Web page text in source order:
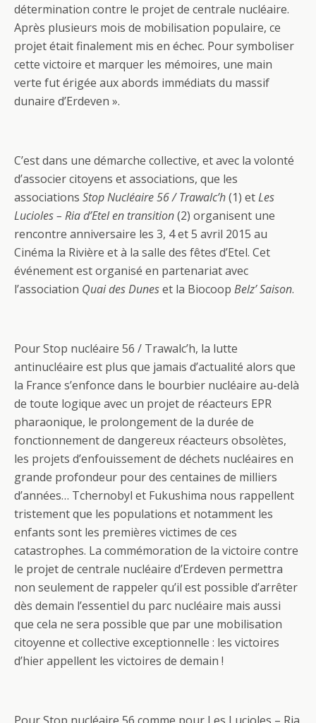
détermination contre le projet de centrale nucléaire.
Après plusieurs mois de mobilisation populaire, ce
projet était finalement mis en échec. Pour symboliser
cette victoire et marquer les mémoires, une main
verte fut érigée aux abords immédiats du massif
dunaire d’Erdeven ».
C’est dans une démarche collective, et avec la volonté
d’associer citoyens et associations, que les
associations Stop Nucléaire 56 / Trawalc’h(1) etLes
Lucioles – Ria d’Etel en transition(2) organisent une
rencontre anniversaire les 3, 4 et 5 avril 2015 au
Cinéma la Rivière et à la salle des fêtes d’Etel. Cet
événement est organisé en partenariat avec
l’association Quai des Duneset la Biocoop Belz’ Saison.
Pour Stop nucléaire 56 / Trawalc’h, la lutte
antinucléaire est plus que jamais d’actualité alors que
la France s’enfonce dans le bourbier nucléaire au-delà
de toute logique avec un projet de réacteurs EPR
pharaonique, le prolongement de la durée de
fonctionnement de dangereux réacteurs obsolètes,
les projets d’enfouissement de déchets nucléaires en
grande profondeur pour des centaines de milliers
d’années… Tchernobyl et Fukushima nous rappellent
tristement que les populations et notamment les
enfants sont les premières victimes de ces
catastrophes. La commémoration de la victoire contre
le projet de centrale nucléaire d’Erdeven permettra
non seulement de rappeler qu’il est possible d’arrêter
dès demain l’essentiel du parc nucléaire mais aussi
que cela ne sera possible que par une mobilisation
citoyenne et collective exceptionnelle : les victoires
d’hier appellent les victoires de demain !